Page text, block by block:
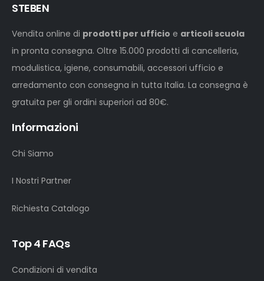
STEBEN
Vendita online di prodotti per ufficio e articoli scuola
in pronta consegna. Oltre 15.000 prodotti di cancelleria,
modulistica, igiene, consumabili, accessori ufficio e
arredamento con consegna in tutta Italia. La consegna è
gratuita per gli ordini superiori ad 80€.
Informazioni
Chi Siamo
I Nostri Partner
Richiesta Catalogo
Top 4 FAQs
Condizioni di vendita